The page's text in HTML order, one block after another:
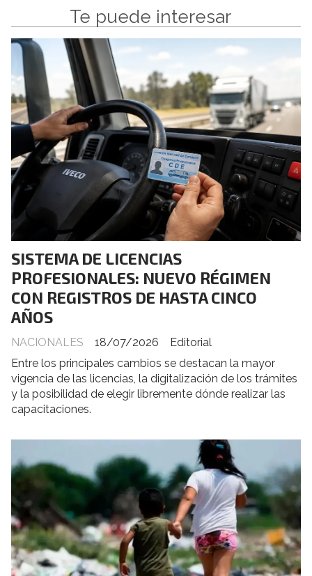
Te puede interesar
SISTEMA DE LICENCIAS
PROFESIONALES: NUEVO RÉGIMEN
CON REGISTROS DE HASTA CINCO
AÑOS
Editorial
NACIONALES
18/07/2026
Entre los principales cambios se destacan la mayor
vigencia de las licencias, la digitalización de los trámites
y la posibilidad de elegir libremente dónde realizar las
capacitaciones.